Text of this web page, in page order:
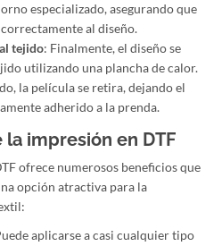
especializado, asegurando que
al diseño.
tejido: Finalmente, el diseño se
utilizando una plancha de calor.
la película se retira, dejando el
adherido a la prenda.
la impresión en DTF
ofrece numerosos beneficios que
opción atractiva para la
aplicarse a casi cualquier tipo